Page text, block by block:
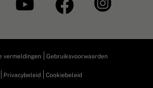
vermeldingen Gebruiksvoorwaarden
Privacybeleid Cookiebeleid